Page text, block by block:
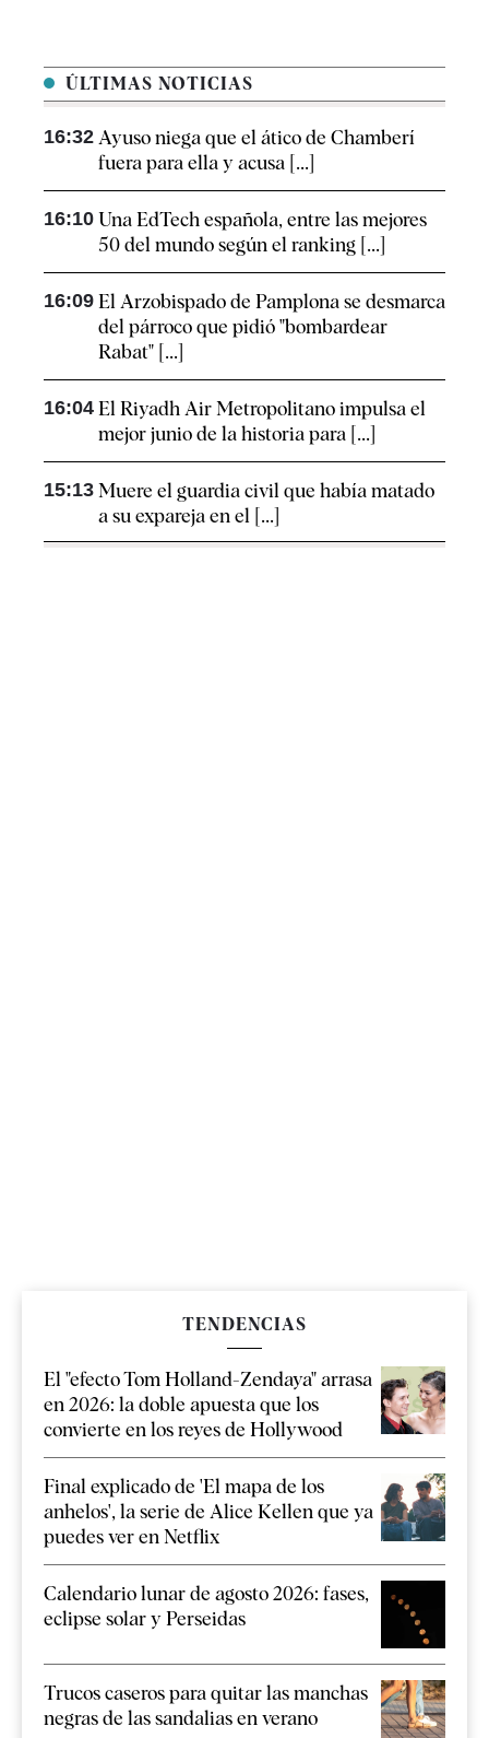
ÚLTIMAS NOTICIAS
16:32 Ayuso niega que el ático de Chamberí
fuera para ella y acusa [...]
16:10 Una EdTech española, entre las mejores
50 del mundo según el ranking [...]
16:09 El Arzobispado de Pamplona se desmarca
del párroco que pidió "bombardear
Rabat" [...]
16:04 El Riyadh Air Metropolitano impulsa el
mejor junio de la historia para [...]
15:13 Muere el guardia civil que había matado
a su expareja en el [...]
TENDENCIAS
El "efecto Tom Holland-Zendaya" arrasa
en 2026: la doble apuesta que los
convierte en los reyes de Hollywood
Final explicado de 'El mapa de los
anhelos', la serie de Alice Kellen que ya
puedes ver en Netflix
Calendario lunar de agosto 2026: fases,
eclipse solar y Perseidas
Trucos caseros para quitar las manchas
negras de las sandalias en verano